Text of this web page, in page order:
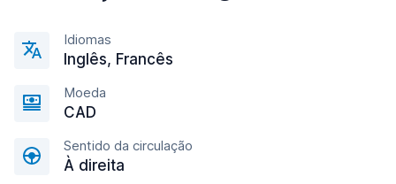
Idiomas
Inglês, Francês
Moeda
CAD
Sentido da circulação
À direita